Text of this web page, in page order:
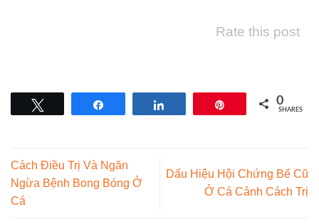
Rate this post
0
SHARES
Cách Điều Trị Và Ngăn
Ngừa Bệnh Bong Bóng Ở
Cá
Dấu Hiệu Hội Chứng Bể Cũ
Ở Cá Cảnh Cách Trị